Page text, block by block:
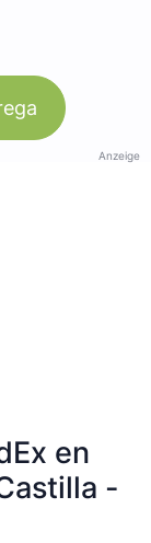
Anzeige
en
-